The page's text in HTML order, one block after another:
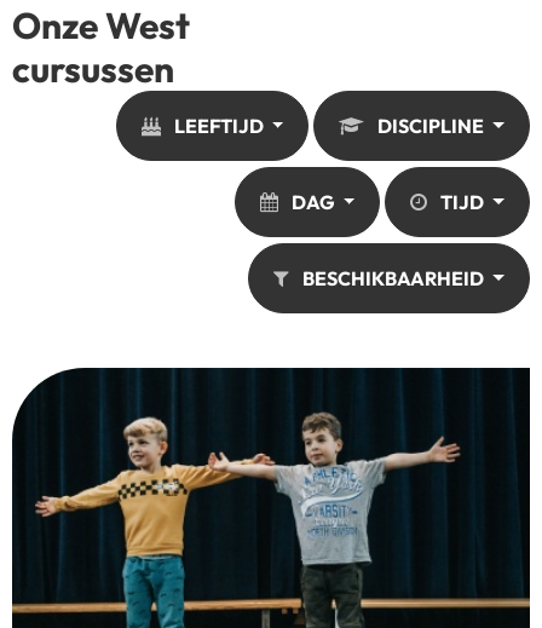
Onze West
cursussen
LEEFTIJD DISCIPLINE
DAG TIJD
BESCHIKBAARHEID